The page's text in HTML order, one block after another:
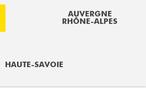
AUVERGNE
RHÔNE-ALPES
HAUTE-SAVOIE